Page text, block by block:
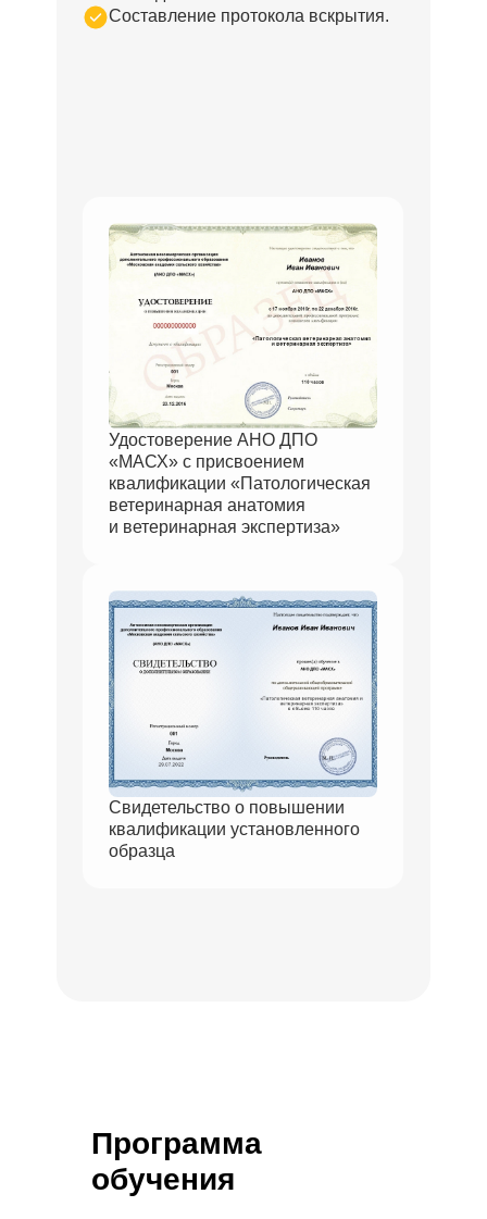
Составление протокола вскрытия.
Удостоверение АНО ДПО
«МАСХ» с присвоением
квалификации «Патологическая
ветеринарная анатомия
и ветеринарная экспертиза»
Свидетельство о повышении
квалификации установленного
образца
Программа
обучения